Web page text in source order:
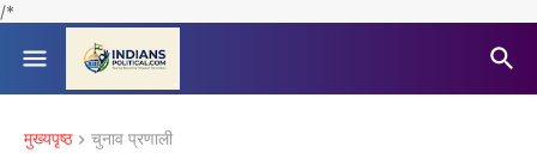
/*
मुख्यपृष्ठ चुनाव प्रणाली